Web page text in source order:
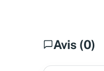
Avis (0)